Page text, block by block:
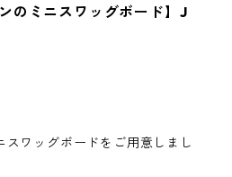
のミニスワッグボード】J
スワッグボードをご用意しまし